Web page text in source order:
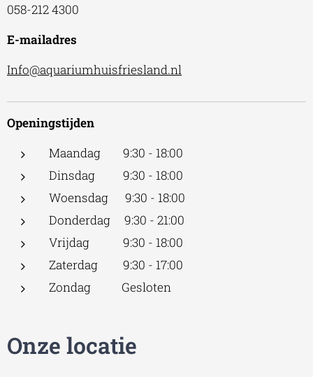
058-212 4300
E-mailadres
Info@aquariumhuisfriesland.nl
Openingstijden
Maandag 9:30 - 18:00
Dinsdag 9:30 - 18:00
Woensdag 9:30 - 18:00
Donderdag 9:30 - 21:00
Vrijdag 9:30 - 18:00
Zaterdag 9:30 - 17:00
Zondag Gesloten
Onze locatie